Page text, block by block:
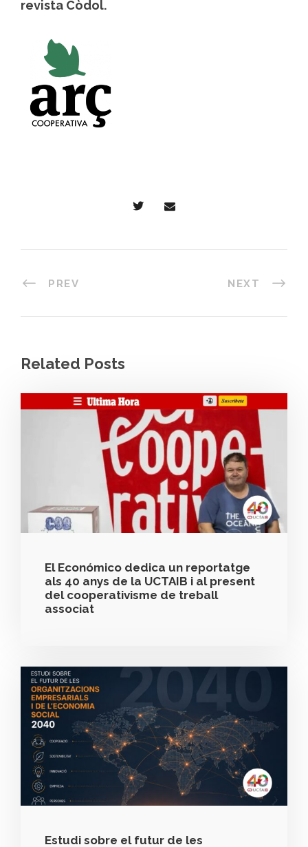
revista Còdol.
PREV NEXT
Related Posts
El Económico dedica un reportatge
als 40 anys de la UCTAIB i al present
del cooperativisme de treball
associat
Estudi sobre el futur de les